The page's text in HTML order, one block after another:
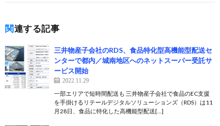
関連する記事
三井物産子会社のRDS、食品特化型高機能型配送セ
ンターで都内／城南地区へのネットスーパー受託サ
ービス開始
2022.11.29
一部エリアで短時間配送も 三井物産子会社で食品のEC支援
を手掛けるリテールデジタルソリューションズ（RDS）は11
月28日、食品に特化した高機能型配送[…]